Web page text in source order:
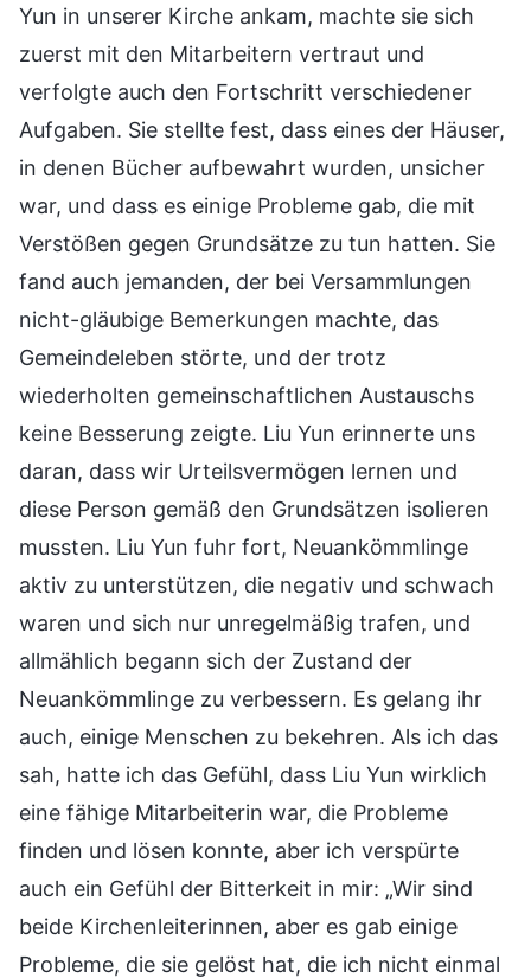
Yun in unserer Kirche ankam, machte sie sich
zuerst mit den Mitarbeitern vertraut und
verfolgte auch den Fortschritt verschiedener
Aufgaben. Sie stellte fest, dass eines der Häuser,
in denen Bücher aufbewahrt wurden, unsicher
war, und dass es einige Probleme gab, die mit
Verstößen gegen Grundsätze zu tun hatten. Sie
fand auch jemanden, der bei Versammlungen
nicht-gläubige Bemerkungen machte, das
Gemeindeleben störte, und der trotz
wiederholten gemeinschaftlichen Austauschs
keine Besserung zeigte. Liu Yun erinnerte uns
daran, dass wir Urteilsvermögen lernen und
diese Person gemäß den Grundsätzen isolieren
mussten. Liu Yun fuhr fort, Neuankömmlinge
aktiv zu unterstützen, die negativ und schwach
waren und sich nur unregelmäßig trafen, und
allmählich begann sich der Zustand der
Neuankömmlinge zu verbessern. Es gelang ihr
auch, einige Menschen zu bekehren. Als ich das
sah, hatte ich das Gefühl, dass Liu Yun wirklich
eine fähige Mitarbeiterin war, die Probleme
finden und lösen konnte, aber ich verspürte
auch ein Gefühl der Bitterkeit in mir: „Wir sind
beide Kirchenleiterinnen, aber es gab einige
Probleme, die sie gelöst hat, die ich nicht einmal